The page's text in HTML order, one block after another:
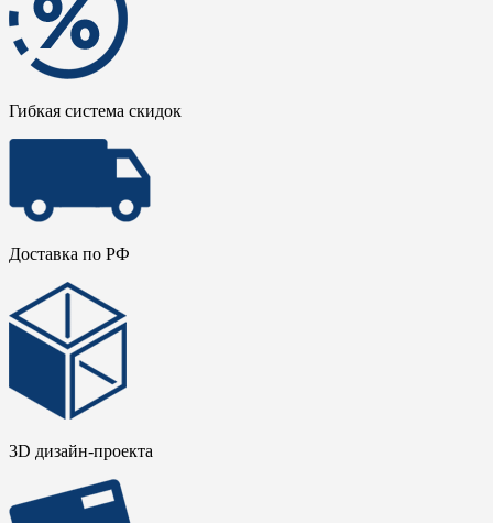
Гибкая система скидок
Доставка по РФ
3D дизайн-проекта